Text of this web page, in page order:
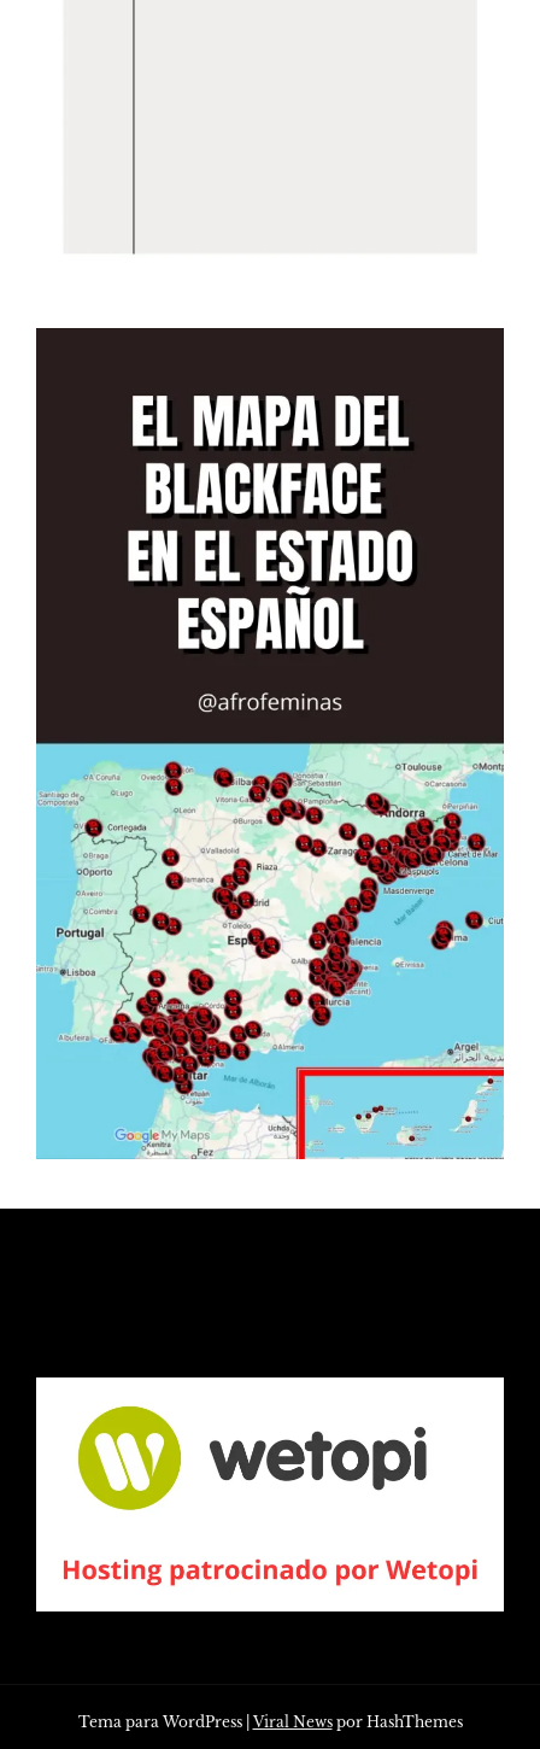
Tema para WordPress Viral Newspor HashThemes